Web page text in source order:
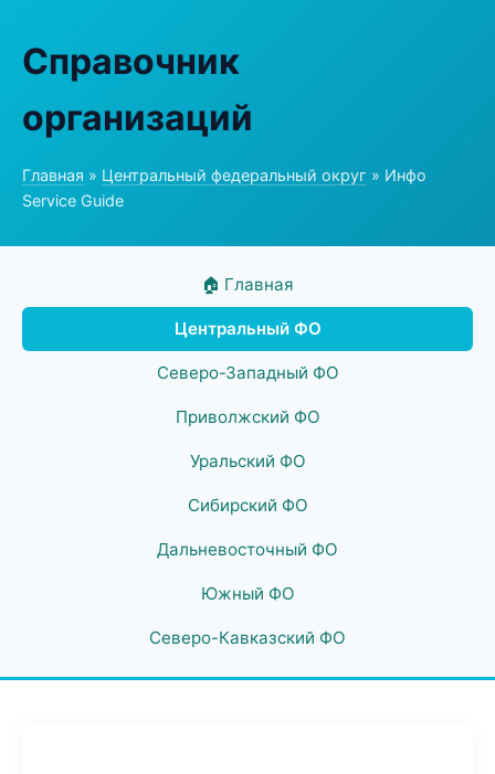
Справочник
организаций
Главная » Центральный федеральный округ » Инфо
Service Guide
🏠 Главная
Центральный ФО
Северо-Западный ФО
Приволжский ФО
Уральский ФО
Сибирский ФО
Дальневосточный ФО
Южный ФО
Северо-Кавказский ФО